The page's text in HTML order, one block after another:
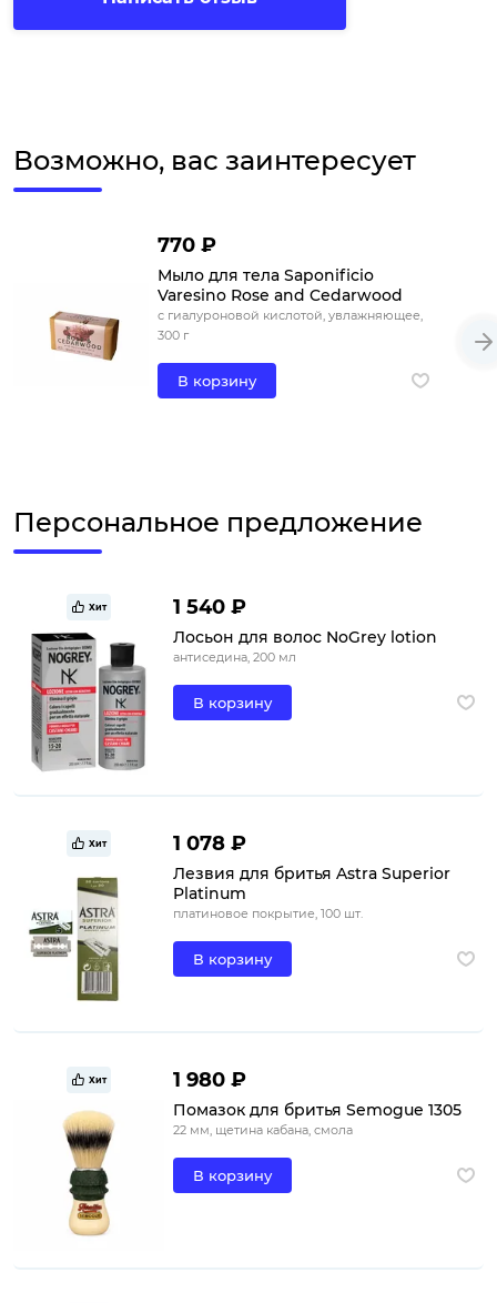
Возможно, вас заинтересует
770 ₽
Мыло для тела Saponificio
Varesino Rose and Cedarwood
с гиалуроновой кислотой, увлажняющее,
300 г
В корзину
Персональное предложение
Хит 1 540 ₽
Лосьон для волос NoGrey lotion
антиседина, 200 мл
В корзину
Хит 1 078 ₽
Лезвия для бритья Astra Superior
Platinum
платиновое покрытие, 100 шт.
В корзину
Хит 1 980 ₽
Помазок для бритья Semogue 1305
22 мм, щетина кабана, смола
В корзину